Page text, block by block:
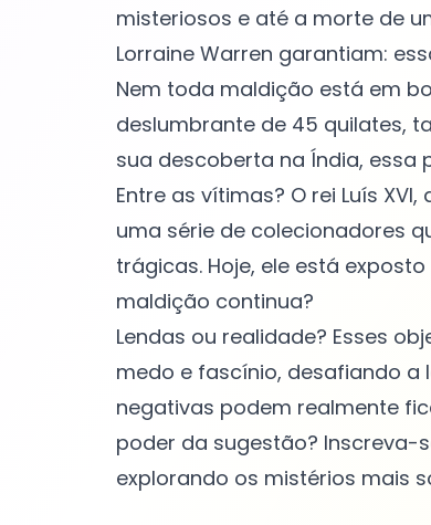
misteriosos e até a morte de
Lorraine Warren garantiam:
Nem toda maldição está em
deslumbrante de 45 quilates,
sua descoberta na Índia, essa
Entre as vítimas? O rei Luís
uma série de colecionadores
trágicas. Hoje, ele está
maldição continua?
Lendas ou realidade? Esses
medo e fascínio, desafiando a
negativas podem realmente
poder da sugestão? Inscreva-